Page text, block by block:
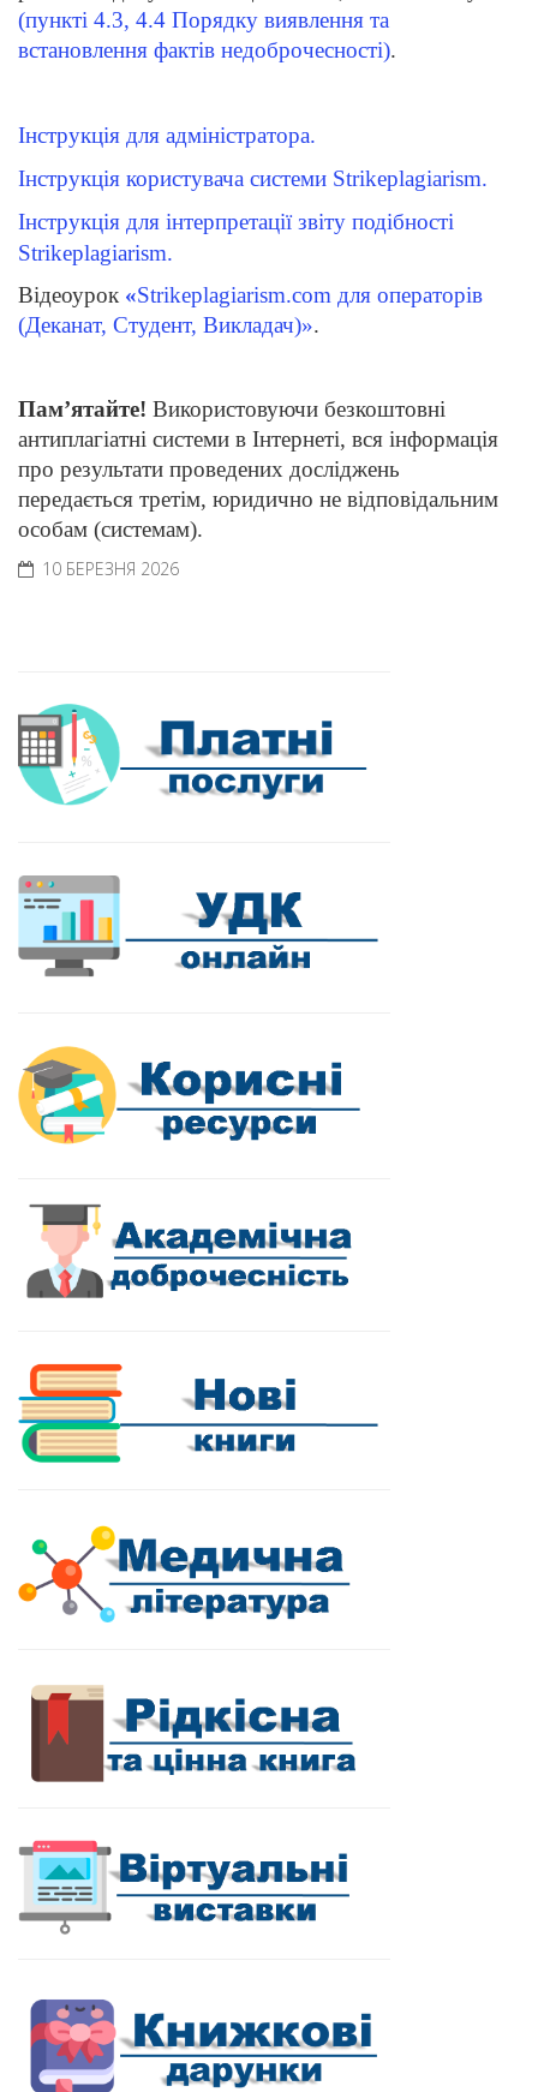
(пункті 4.3, 4.4 Порядку виявлення та
встановлення фактів недоброчесності).
Інструкція для адміністратора.
Інструкція користувача системи Strikeplagiarism.
Інструкція для інтерпретації звіту подібності
Strikeplagiarism.
Відеоурок «Strikeplagiarism.com для операторів
(Деканат, Студент, Викладач)».
Пам’ятайте! Використовуючи безкоштовні
антиплагіатні системи в Інтернеті, вся інформація
про результати проведених досліджень
передається третім, юридично не відповідальним
особам (системам).
10 БЕРЕЗНЯ 2026